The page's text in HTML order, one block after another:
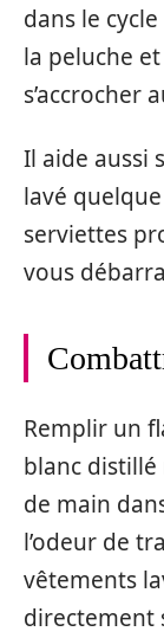
dans le
la peluche
s’accrocher
Il aide aussi
lavé
serviettes
vous
Remplir un
blanc
de main
l’odeur de
vêtements
directement